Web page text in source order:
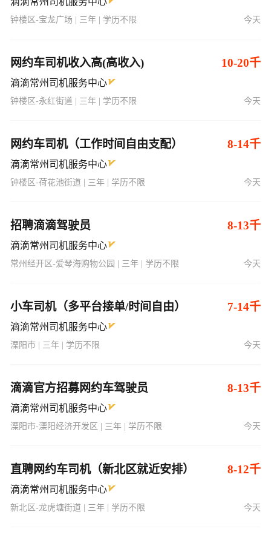
网约车司机收入高(高收入) 10-20千
钟楼区-永红街道 | 三年 | 学历不限 今天
网约车司机（工作时间自由支配） 8-14千
钟楼区-荷花池街道 | 三年 | 学历不限 今天
招聘滴滴驾驶员 8-13千
常州经开区-爱琴海购物公园 | 三年 | 学历不限 今天
小车司机（多平台接单/时间自由） 7-14千
溧阳市 | 三年 | 学历不限 今天
滴滴官方招募网约车驾驶员 8-13千
溧阳市-溧阳经济开发区 | 三年 | 学历不限 今天
直聘网约车司机（新北区就近安排） 8-12千
新北区-龙虎塘街道 | 三年 | 学历不限 今天
网约车司机（金坛就近安排） 8-12千